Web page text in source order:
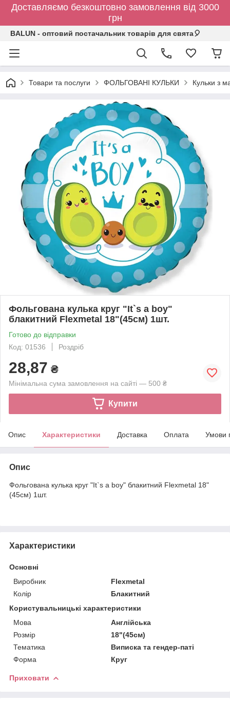
Доставляємо безкоштовно замовлення від 3000
грн
BALUN - оптовий постачальник товарів для свята🎈
Товари та послуги ФОЛЬГОВАНІ КУЛЬКИ Кульки з
Фольгована кулька круг "It`s a boy"
блакитний Flexmetal 18"(45см) 1шт.
Готово до відправки
Код: 01536
Роздріб
28,87 ₴
Мінімальна сума замовлення на сайті — 500 ₴
Купити
Опис Характеристики Доставка Оплата Умови
Опис
Фольгована кулька круг "It`s a boy" блакитний Flexmetal 18"
(45см) 1шт.
Характеристики
Основні
Виробник
Flexmetal
Колір
Блакитний
Користувальницькі характеристики
Мова
Англійська
Розмір
18"(45см)
Тематика
Виписка та гендер-паті
Форма
Круг
Приховати